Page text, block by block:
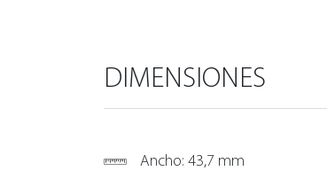
DIMENSIONES
Ancho: 43,7 mm